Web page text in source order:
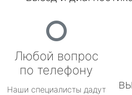
Любой вопрос
по телефону
Наши специалисты дадут